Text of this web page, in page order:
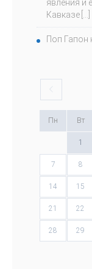
явления и
Кавказе
Поп Гапон
Пн Вт
1
7 8
14 15
21 22
28 29